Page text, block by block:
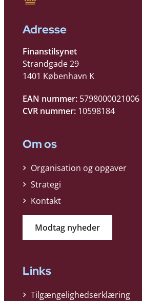
Adresse
Finanstilsynet
Strandgade 29
1401 København K
EAN nummer: 5798000021006
CVR nummer: 10598184
Om os
Organisation og opgaver
Strategi
Kontakt
Modtag nyheder
Links
Tilgængelighedserklæring